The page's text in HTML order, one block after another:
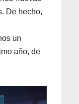
De hecho,
un
año, de